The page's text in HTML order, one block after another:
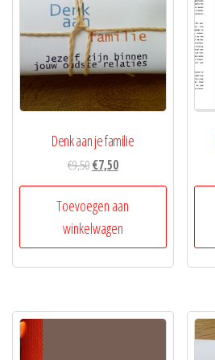
Denk aan je familie
€9,50Oorspronkelijke
prijs
was:
€9,50.
€7,50Huidige
prijs
is:
€7,50.
Toevoegen aan
winkelwagen